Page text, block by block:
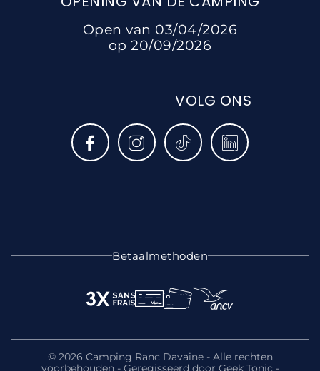
Open van 03/04/2026
op 20/09/2026
VOLG ONS
Betaalmethoden
© 2026 Camping Ranc Davaine - Alle rechten